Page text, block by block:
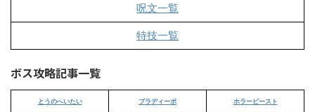
呪文一覧
特技一覧
ボス攻略記事一覧
とうのへいたい ブラディーポ ホラービースト